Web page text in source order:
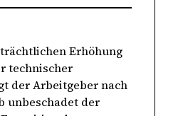
Erhöhung
technischer
der Arbeitgeber nach
unbeschadet der